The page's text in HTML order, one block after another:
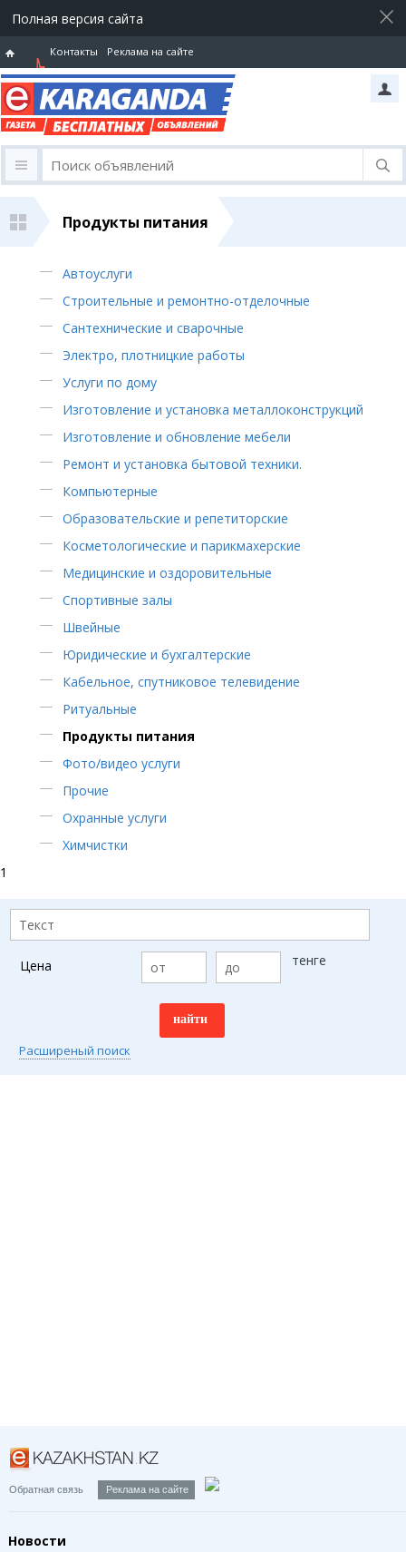
Полная версия сайта
Горячая
линия
Контакты Реклама на сайте
Продукты питания
Автоуслуги
Строительные и ремонтно-отделочные
Сантехнические и сварочные
Электро, плотницкие работы
Услуги по дому
Изготовление и установка металлоконструкций
Изготовление и обновление мебели
Ремонт и установка бытовой техники.
Компьютерные
Образовательские и репетиторские
Косметологические и парикмахерские
Медицинские и оздоровительные
Спортивные залы
Швейные
Юридические и бухгалтерские
Кабельное, спутниковое телевидение
Ритуальные
Продукты питания
Фото/видео услуги
Прочие
Охранные услуги
Химчистки
1
Цена тенге
Расширеный поиск
Обратная связь Реклама на сайте
Новости